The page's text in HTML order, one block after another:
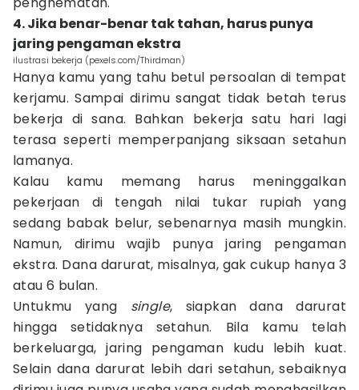
4. Jika benar-benar tak tahan, harus punya
jaring pengaman ekstra
ilustrasi bekerja (pexels.com/Thirdman)
Hanya kamu yang tahu betul persoalan di tempat
kerjamu. Sampai dirimu sangat tidak betah terus
bekerja di sana. Bahkan bekerja satu hari lagi
terasa seperti memperpanjang siksaan setahun
lamanya.
Kalau kamu memang harus meninggalkan
pekerjaan di tengah nilai tukar rupiah yang
sedang babak belur, sebenarnya masih mungkin.
Namun, dirimu wajib punya jaring pengaman
ekstra. Dana darurat, misalnya, gak cukup hanya 3
atau 6 bulan.
Untukmu yang single, siapkan dana darurat
hingga setidaknya setahun. Bila kamu telah
berkeluarga, jaring pengaman kudu lebih kuat.
Selain dana darurat lebih dari setahun, sebaiknya